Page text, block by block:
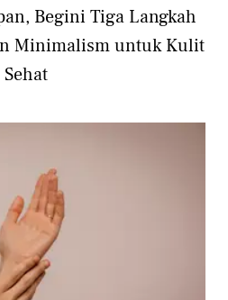
Begini Tiga Langkah
Minimalism untuk Kulit
Sehat